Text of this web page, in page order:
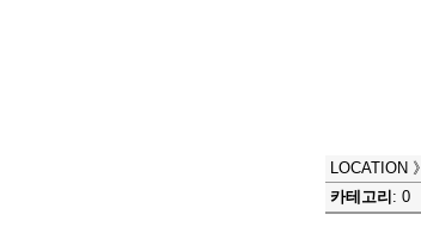
LOCATION 》
카테고리 : 0